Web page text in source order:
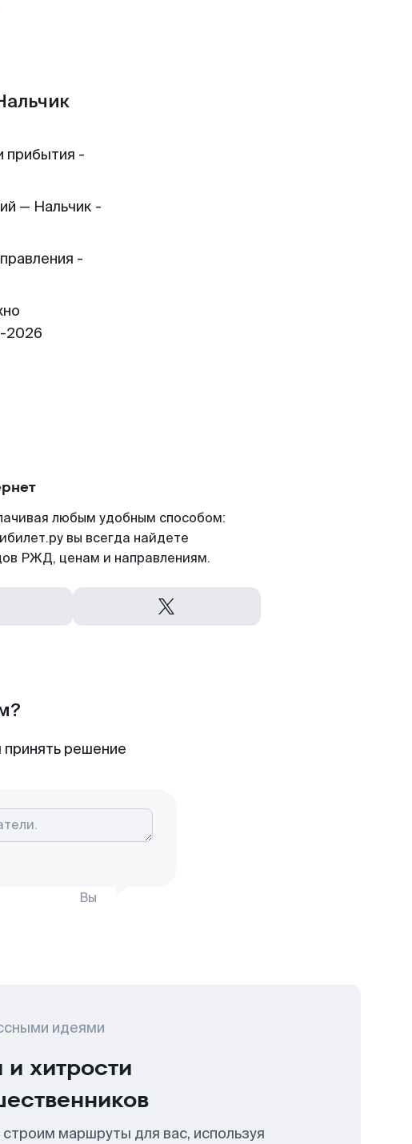
прибытия -
— Нальчик -
-
2026
любым удобным способом:
вы всегда найдете
РЖД, ценам и направлениям.
решение
Вы
идеями
хитрости
маршруты для вас, используя